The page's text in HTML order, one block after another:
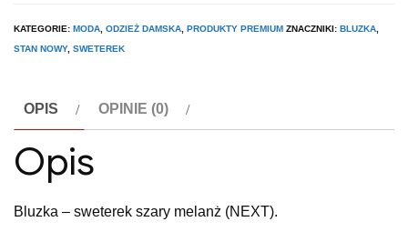
sweterek.
KATEGORIE: MODA ODZIEŻ DAMSKA PRODUKTY PREMIUM ZNACZNIKI: BLUZKA
STAN NOWY, SWETEREK
OPIS OPINIE (0)
Opis
Bluzka – sweterek szary melanż (NEXT).